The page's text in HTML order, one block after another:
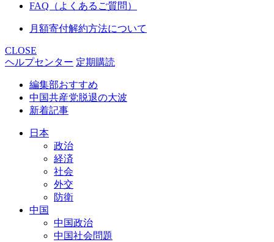
FAQ（よくあるご質問）
月額寄付解約方法について
CLOSE
ヘルプセンター 定期購読
編集部おすすめ
中国共産党脱退の大波
新着記事
日本
政治
経済
社会
外交
防衛
中国
中国政治
中国社会問題